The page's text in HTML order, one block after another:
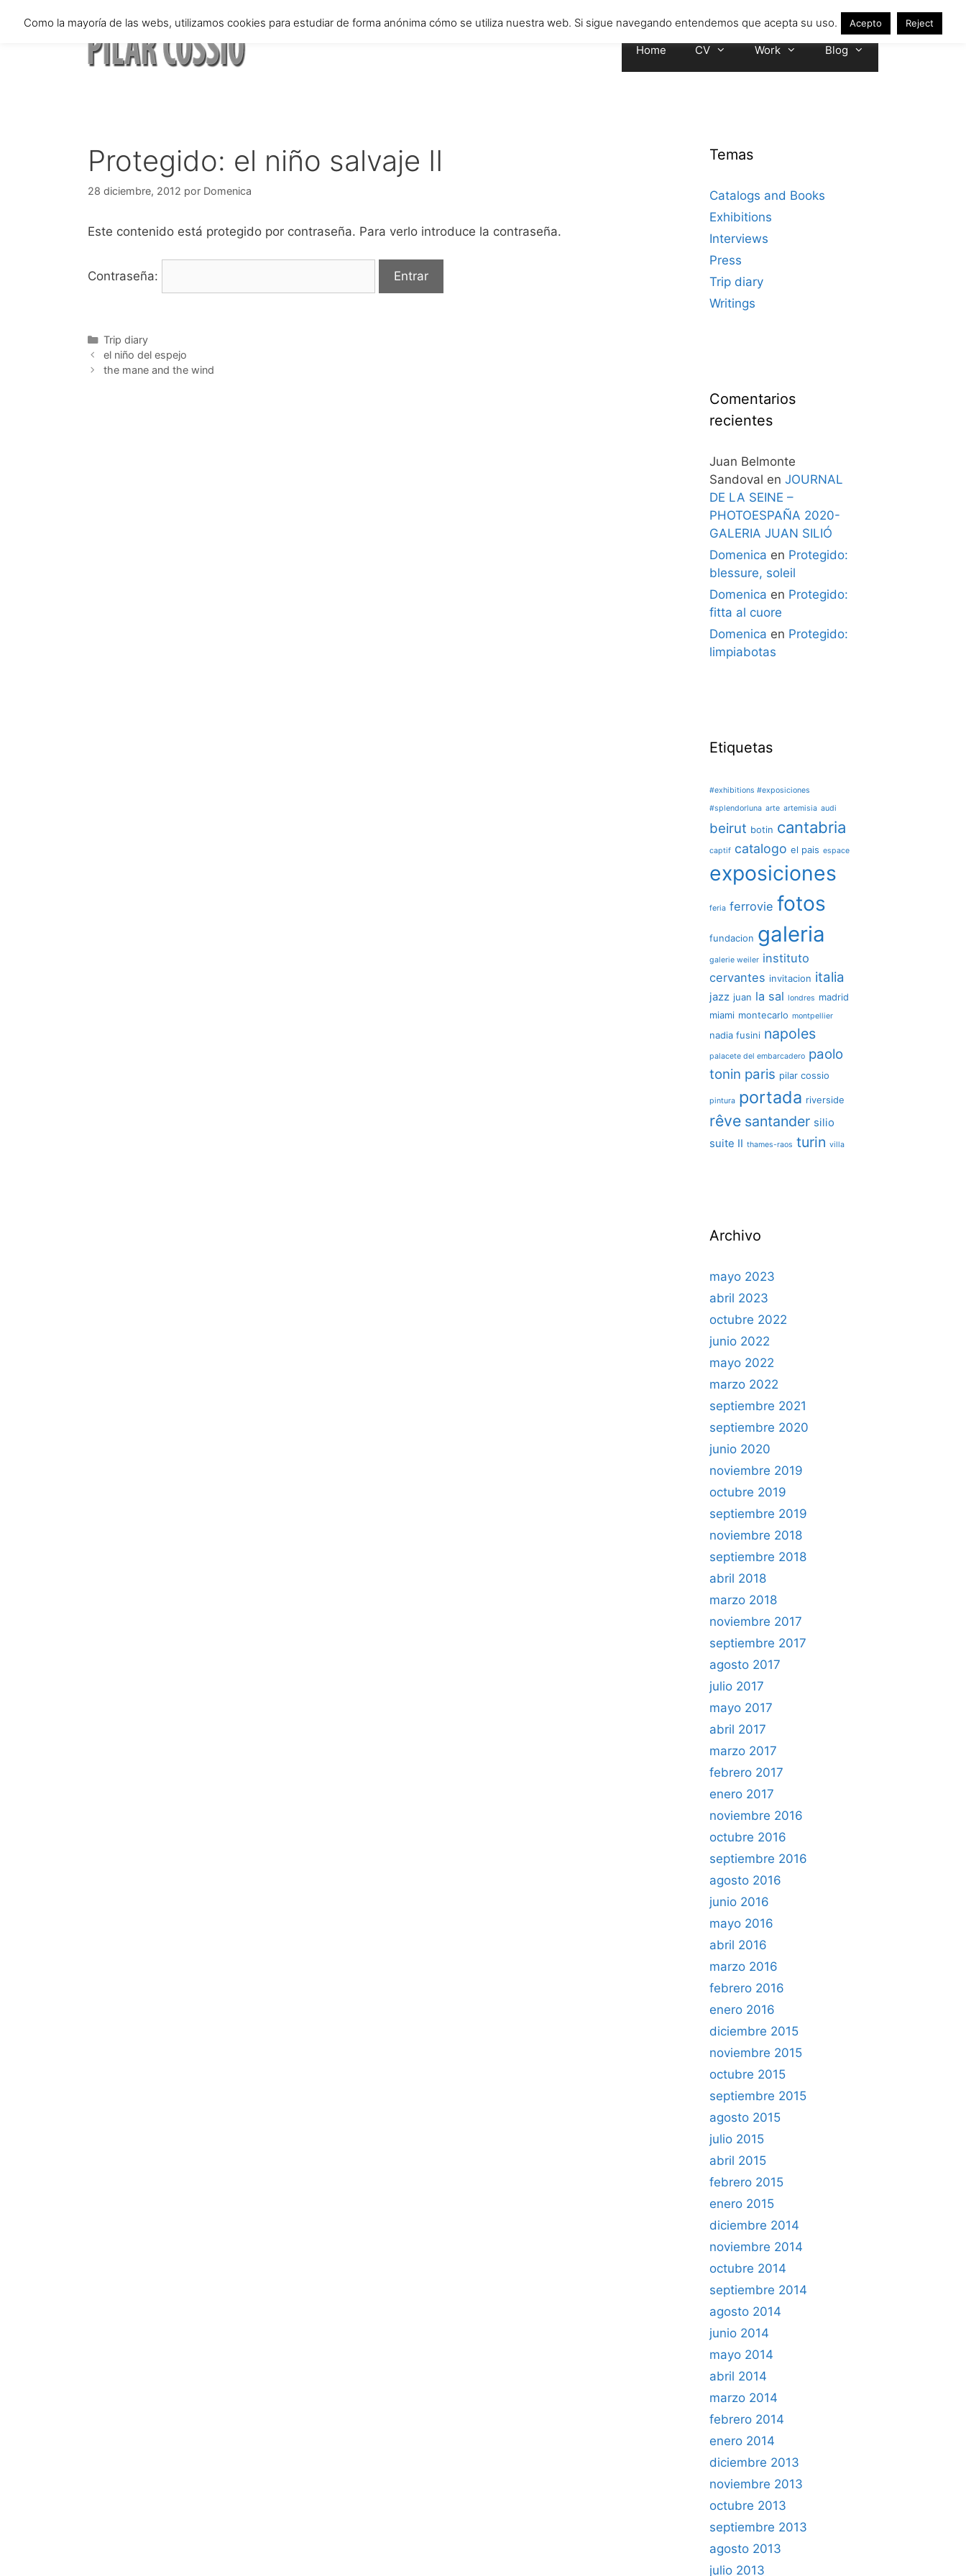
Home CV Work Blog
Protegido: el niño salvaje II
28 diciembre, 2012 por Domenica
Este contenido está protegido por contraseña. Para verlo introduce la contraseña.
Contraseña:
Categorías
Trip diary
el niño del espejo
the mane and the wind
Temas
Catalogs and Books
Exhibitions
Interviews
Press
Trip diary
Writings
Comentarios
recientes
Juan Belmonte
Sandoval en JOURNAL
DE LA SEINE –
PHOTOESPAÑA 2020-
GALERIA JUAN SILIÓ
Domenica en Protegido:
blessure, soleil
Domenica en Protegido:
fitta al cuore
Domenica en Protegido:
limpiabotas
Etiquetas
#exhibitions #exposiciones
#splendorluna arte artemisia audi
beirut botin cantabria
captif catalogo el pais espace
exposiciones
feria ferrovie fotos
fundacion galeria
galerie weiler instituto
cervantes invitacion italia
jazz juan la sal londres madrid
miami montecarlo montpellier
nadia fusini napoles
palacete del embarcadero paolo
tonin paris pilar cossio
pintura portada riverside
rêve santander silio
suite II thames-raos turin villa
Archivo
mayo 2023
abril 2023
octubre 2022
junio 2022
mayo 2022
marzo 2022
septiembre 2021
septiembre 2020
junio 2020
noviembre 2019
octubre 2019
septiembre 2019
noviembre 2018
septiembre 2018
abril 2018
marzo 2018
noviembre 2017
septiembre 2017
agosto 2017
julio 2017
mayo 2017
abril 2017
marzo 2017
febrero 2017
enero 2017
noviembre 2016
octubre 2016
septiembre 2016
agosto 2016
junio 2016
mayo 2016
abril 2016
marzo 2016
febrero 2016
enero 2016
diciembre 2015
noviembre 2015
octubre 2015
septiembre 2015
agosto 2015
julio 2015
abril 2015
febrero 2015
enero 2015
diciembre 2014
noviembre 2014
octubre 2014
septiembre 2014
agosto 2014
junio 2014
mayo 2014
abril 2014
marzo 2014
febrero 2014
enero 2014
diciembre 2013
noviembre 2013
octubre 2013
septiembre 2013
agosto 2013
julio 2013
Como la mayoría de las webs, utilizamos cookies para estudiar de forma anónima cómo se utiliza nuestra web. Si sigue navegando entendemos que acepta su uso. Acepto Reject